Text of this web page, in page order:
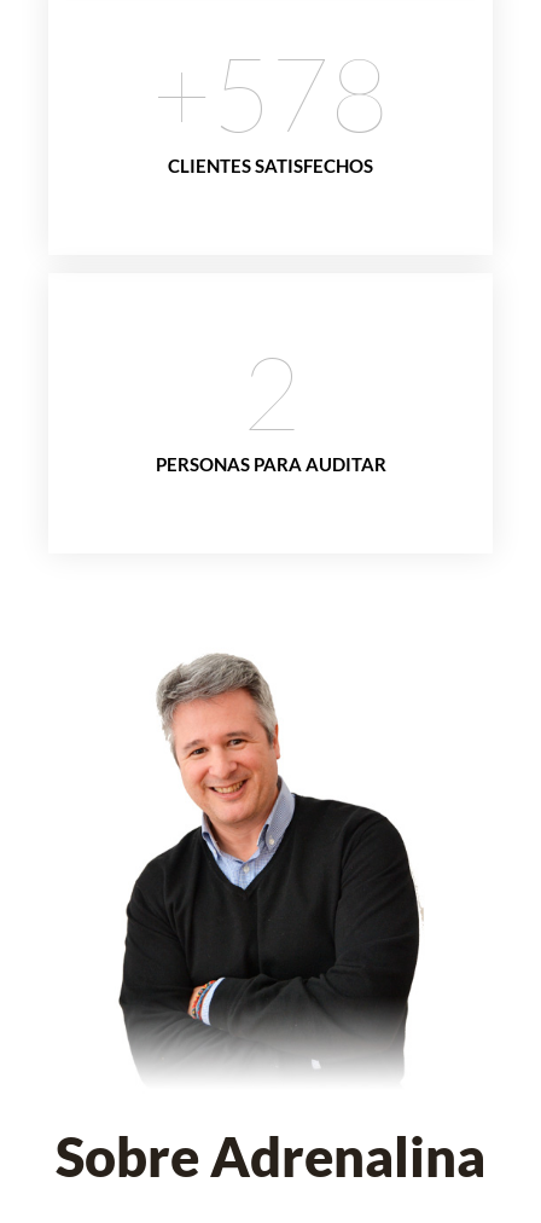
CLIENTES SATISFECHOS
+578
PERSONAS PARA AUDITAR
2
Sobre Adrenalina